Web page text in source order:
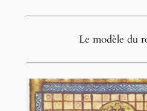
Le modèle du